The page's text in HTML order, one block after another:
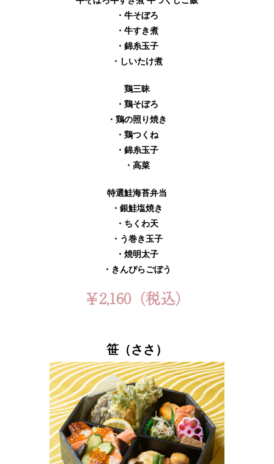
・牛そぼろ
・牛すき煮
・錦糸玉子
・しいたけ煮
鶏三昧
・鶏そぼろ
・鶏の照り焼き
・鶏つくね
・錦糸玉子
・高菜
特選鮭海苔弁当
・銀鮭塩焼き
・ちくわ天
・う巻き玉子
・焼明太子
・きんぴらごぼう
￥2,160（税込）
笹（ささ）